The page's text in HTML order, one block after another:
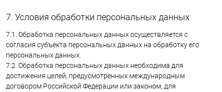
7. Условия обработки персональных данных
7.1. Обработка персональных данных осуществляется с
согласия субъекта персональных данных на обработку его
персональных данных.
7.2. Обработка персональных данных необходима для
достижения целей, предусмотренных международным
договором Российской Федерации или законом, для